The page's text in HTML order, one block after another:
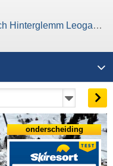
Leogang Fieberbrunn (Skicircus)
onderscheiding